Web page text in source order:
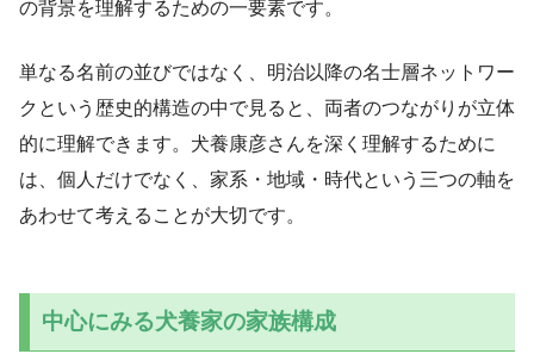
の背景を理解するための一要素です。
単なる名前の並びではなく、明治以降の名士層ネットワー
クという歴史的構造の中で見ると、両者のつながりが立体
的に理解できます。犬養康彦さんを深く理解するために
は、個人だけでなく、家系・地域・時代という三つの軸を
あわせて考えることが大切です。
中心にみる犬養家の家族構成